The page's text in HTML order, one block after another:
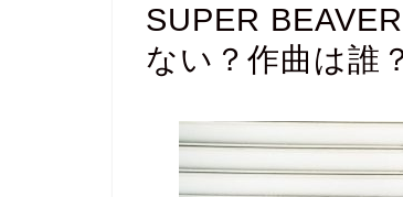
SUPER
ない？作曲は誰